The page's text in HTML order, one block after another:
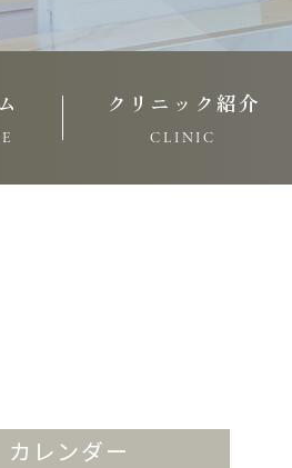
クリニック紹介
CLINIC
カレンダー